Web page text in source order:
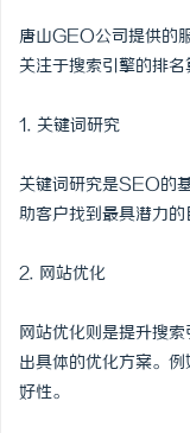
唐山GEO公司提供的
关注于搜索引擎的排
1. 关键词研究
关键词研究是SEO的
助客户找到最具潜力
2. 网站优化
网站优化则是提升搜
出具体的优化方案。
好性。